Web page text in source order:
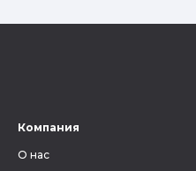
Компания
О нас